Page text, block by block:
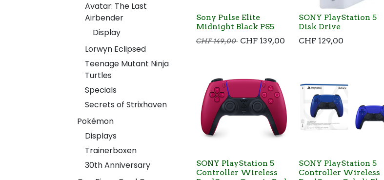
Avatar: The Last
Airbender
Display
Lorwyn Eclipsed
Teenage Mutant Ninja
Turtles
Specials
Secrets of Strixhaven
Pokémon
Displays
Trainerboxen
30th Anniversary
Sony Pulse Elite
Midnight Black PS5
CHF149,00 CHF 139,00
SONY PlayStation 5
Disk Drive
CHF 129,00
SONY PlayStation 5
Controller Wireless
SONY PlayStation 5
Controller Wireless